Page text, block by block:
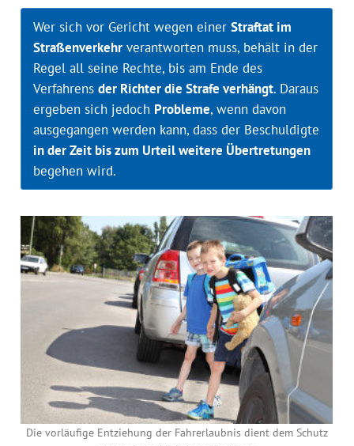
Wer sich vor Gericht wegen einer Straftat im
Straßenverkehrverantworten muss, behält in der
Regel all seine Rechte, bis am Ende des
Verfahrens der Richter die Strafe verhängt. Daraus
ergeben sich jedoch Probleme, wenn davon
ausgegangen werden kann, dass der Beschuldigte
in der Zeit bis zum Urteil weitere Übertretungen
begehen wird.
Die vorläufige Entziehung der Fahrerlaubnis dient dem Schutz